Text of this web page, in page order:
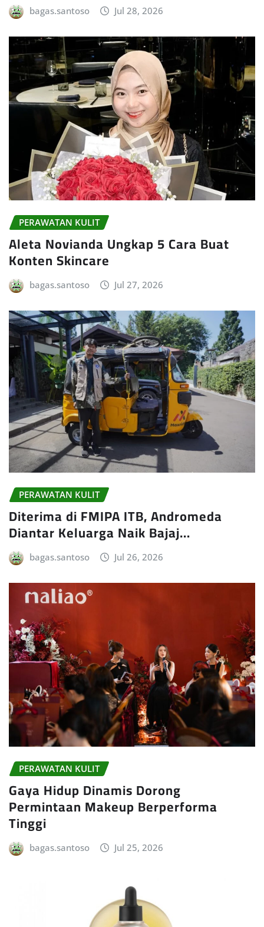
bagas.santoso Jul 28, 2026
PERAWATAN KULIT
Aleta Novianda Ungkap 5 Cara Buat
Konten Skincare
bagas.santoso Jul 27, 2026
PERAWATAN KULIT
Diterima di FMIPA ITB, Andromeda
Diantar Keluarga Naik Bajaj…
bagas.santoso Jul 26, 2026
PERAWATAN KULIT
Gaya Hidup Dinamis Dorong
Permintaan Makeup Berperforma
Tinggi
bagas.santoso Jul 25, 2026